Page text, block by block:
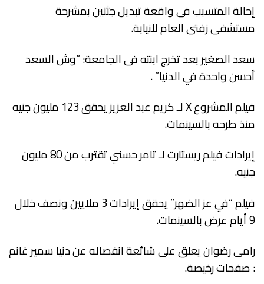
إحالة المتسبب فى واقعة تبديل جثتين بمشرحة
مستشفى زفتى العام للنيابة.
سعد الصغير بعد تخرج ابنته فى الجامعة: “وش السعد
أحسن واحدة في الدنيا” .
فيلم المشروع X لـ كريم عبد العزيز يحقق 123 مليون جنيه
منذ طرحه بالسينمات.
إيرادات فيلم ريستارت لـ تامر حسني تقترب من 80 مليون
جنيه.
فيلم “في عز الضهر” يحقق إيرادات 3 ملايين ونصف خلال
9 أيام عرض بالسينمات.
رامى رضوان يعلق على شائعة انفصاله عن دنيا سمير غانم
: صفحات رخيصة.